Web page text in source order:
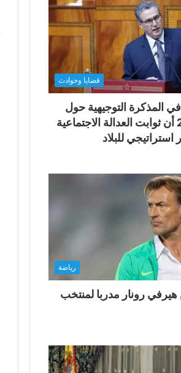
قضايا وحوادث
المذكرة التوجيهية حول
ميزانية 2027 أن ثوابت العدالة الاجتماعية
استراتيجي للبلاد
رياضة
هيرفي رونار مدربا لمنتخب